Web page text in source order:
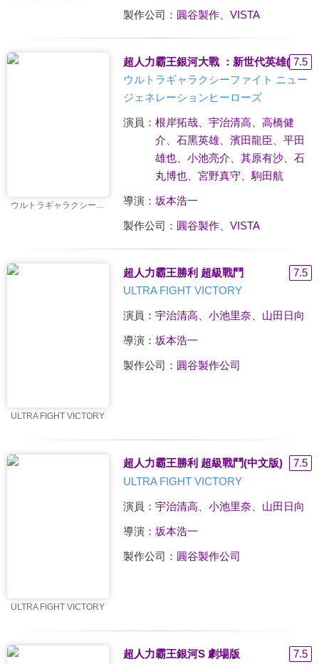
製作公司： 圓谷製作、 VISTA
ウルトラギャラクシーファイト ニュージェネレーションヒーローズ
超人力霸王銀河大戰 ：新世代英雄(中文
7.5
ウルトラギャラクシーファイト ニュー
ジェネレーションヒーローズ
演員： 根岸拓哉、 宇治清高
高橋健
介
石黑英雄、 濱田龍臣
平田
雄也、 小池亮介 其原有沙、 石
丸博也、 宮野真守 駒田航
導演： 坂本浩一
製作公司： 圓谷製作、 VISTA
ULTRA FIGHT VICTORY
超人力霸王勝利 超級戰鬥
7.5
ULTRA FIGHT VICTORY
演員： 宇治清高 小池里奈 山田日向
導演： 坂本浩一
製作公司： 圓谷製作公司
ULTRA FIGHT VICTORY
超人力霸王勝利 超級戰鬥(中文版)
7.5
ULTRA FIGHT VICTORY
演員： 宇治清高 小池里奈 山田日向
導演： 坂本浩一
製作公司： 圓谷製作公司
超人力霸王銀河S 劇場版 7.5